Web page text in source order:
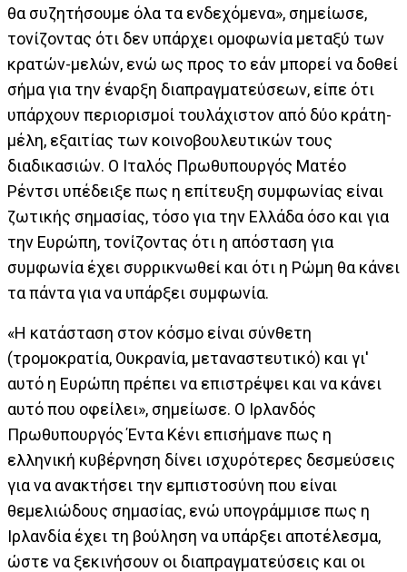
θα συζητήσουμε όλα τα ενδεχόμενα», σημείωσε,
τονίζοντας ότι δεν υπάρχει ομοφωνία μεταξύ των
κρατών-μελών, ενώ ως προς το εάν μπορεί να δοθεί
σήμα για την έναρξη διαπραγματεύσεων, είπε ότι
υπάρχουν περιορισμοί τουλάχιστον από δύο κράτη-
μέλη, εξαιτίας των κοινοβουλευτικών τους
διαδικασιών. Ο Ιταλός Πρωθυπουργός Ματέο
Ρέντσι υπέδειξε πως η επίτευξη συμφωνίας είναι
ζωτικής σημασίας, τόσο για την Ελλάδα όσο και για
την Ευρώπη, τονίζοντας ότι η απόσταση για
συμφωνία έχει συρρικνωθεί και ότι η Ρώμη θα κάνει
τα πάντα για να υπάρξει συμφωνία.
«Η κατάσταση στον κόσμο είναι σύνθετη
(τρομοκρατία, Ουκρανία, μεταναστευτικό) και γι'
αυτό η Ευρώπη πρέπει να επιστρέψει και να κάνει
αυτό που οφείλει», σημείωσε. Ο Ιρλανδός
Πρωθυπουργός Έντα Κένι επισήμανε πως η
ελληνική κυβέρνηση δίνει ισχυρότερες δεσμεύσεις
για να ανακτήσει την εμπιστοσύνη που είναι
θεμελιώδους σημασίας, ενώ υπογράμμισε πως η
Ιρλανδία έχει τη βούληση να υπάρξει αποτέλεσμα,
ώστε να ξεκινήσουν οι διαπραγματεύσεις και οι